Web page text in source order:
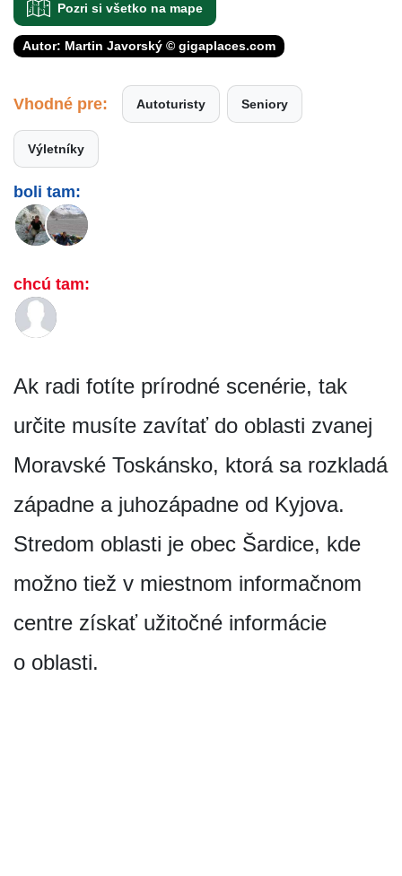
Pozri si všetko na mape
Autor: Martin Javorský © gigaplaces.com
Vhodné pre: Autoturisty Seniory
Výletníky
boli tam:
chcú tam:
Ak radi fotíte prírodné scenérie, tak
určite musíte zavítať do oblasti zvanej
Moravské Toskánsko, ktorá sa rozkladá
západne a juhozápadne od Kyjova.
Stredom oblasti je obec Šardice, kde
možno tiež v miestnom informačnom
centre získať užitočné informácie
o oblasti.